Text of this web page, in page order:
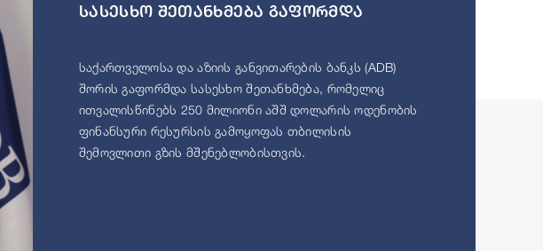
სასესხო შეთანხმება გაფორმდა
საქართველოსა და აზიის განვითარების ბანკს (ADB)
შორის გაფორმდა სასესხო შეთანხმება, რომელიც
ითვალისწინებს 250 მილიონი აშშ დოლარის ოდენობის
ფინანსური რესურსის გამოყოფას თბილისის
შემოვლითი გზის მშენებლობისთვის.